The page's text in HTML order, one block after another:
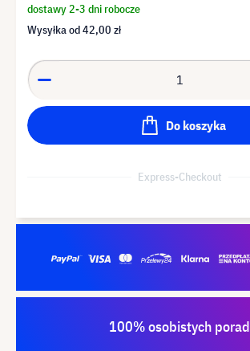
dostawy 2-3 dni robocze
Wysyłka od42,00 zł
Do koszyka
Express-Checkout
100% osobistych porad